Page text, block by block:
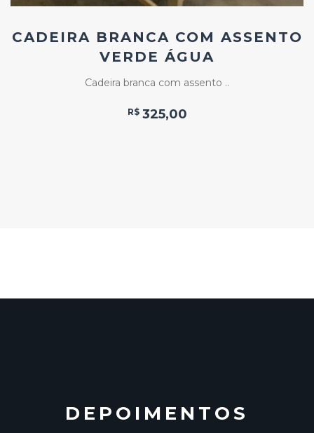
CADEIRA BRANCA COM ASSENTO
VERDE ÁGUA
Cadeira branca com assento ..
R$ 325,00
DEPOIMENTOS